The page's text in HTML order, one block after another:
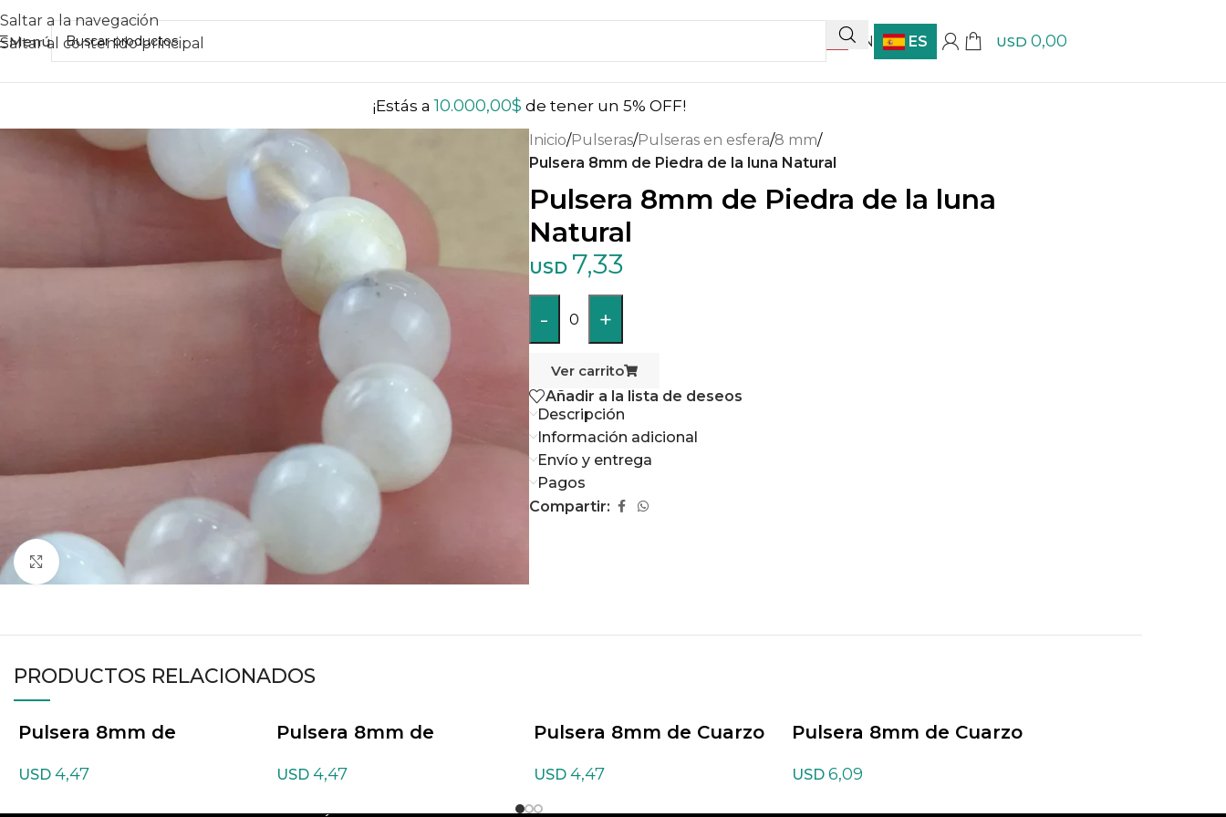
Saltar a la navegación
Saltar al contenido principal
Menú EN ES USD 0,00
¡Estás a10.000,00$ de tener un 5% OFF!
Haga clic para ampliar
Inicio/Pulseras/Pulseras en esfera/8 mm/
Pulsera 8mm de Piedra de la luna Natural
Pulsera 8mm de Piedra de la luna
Natural
USD 7,33
- 0 +
Ver carrito
Añadir a la lista de deseos
Descripción
Información adicional
Envío y entrega
Pagos
Compartir:
PRODUCTOS RELACIONADOS
Pulsera 8mm de
USD 4,47
Pulsera 8mm de
USD 4,47
Pulsera 8mm de Cuarzo
USD 4,47
Pulsera 8mm de Cuarzo
USD 6,09